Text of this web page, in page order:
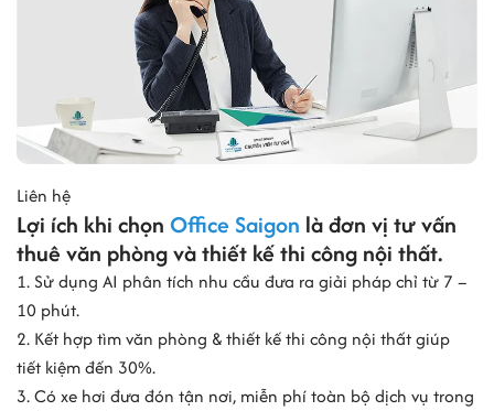
II. Văn phòng cho thuê Quận 8
phân bổ như thế nào theo phường
mới?
Từ ngày 01/07/2025, theo Nghị quyết số 1685/NQ-UBTVQH15 của
Ủy ban Thường vụ Quốc hội, địa giới hành chính Quận 8 được sắp
xếp lại thành ba phường mới gồm Chánh Hưng, Bình Đông và Phú
Định. Việc điều chỉnh này không chỉ thay đổi địa giới quản lý mà còn
tạo nên bức tranh mới cho thị trường văn phòng cho thuê tại khu
vực.
Mỗi phường sở hữu lợi thế riêng về vị trí, hạ tầng giao thông, nguồn
cung văn phòng và nhóm khách thuê mục tiêu. Trong đó, Chánh
Liên hệ
Lợi ích khi chọn Office Saigon là đơn vị tư vấn
thuê văn phòng và thiết kế thi công nội thất.
1. Sử dụng AI phân tích nhu cầu đưa ra giải pháp chỉ từ 7 –
10 phút.
2. Kết hợp tìm văn phòng & thiết kế thi công nội thất giúp
tiết kiệm đến 30%.
3. Có xe hơi đưa đón tận nơi, miễn phí toàn bộ dịch vụ trong